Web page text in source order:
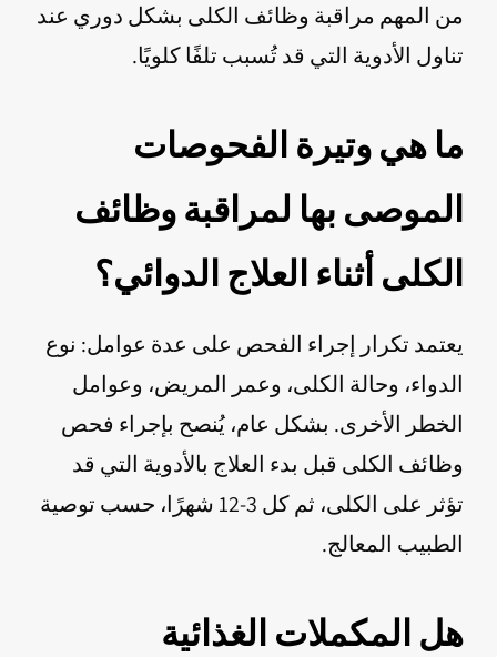
من المهم مراقبة وظائف الكلى بشكل دوري عند
تناول الأدوية التي قد تُسبب تلفًا كلويًا.
ما هي وتيرة الفحوصات
الموصى بها لمراقبة وظائف
الكلى أثناء العلاج الدوائي؟
يعتمد تكرار إجراء الفحص على عدة عوامل: نوع
الدواء، وحالة الكلى، وعمر المريض، وعوامل
الخطر الأخرى. بشكل عام، يُنصح بإجراء فحص
وظائف الكلى قبل بدء العلاج بالأدوية التي قد
تؤثر على الكلى، ثم كل 3-12 شهرًا، حسب توصية
الطبيب المعالج.
هل المكملات الغذائية